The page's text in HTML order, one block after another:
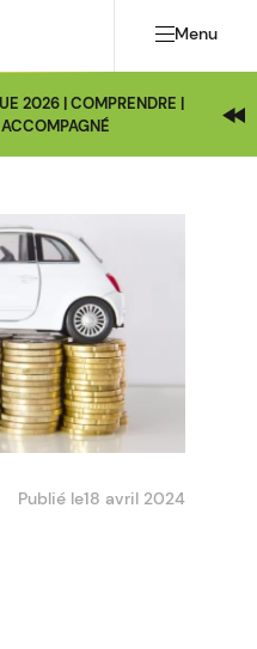
Menu
2026 | COMPRENDRE |
Publié le18 avril 2024